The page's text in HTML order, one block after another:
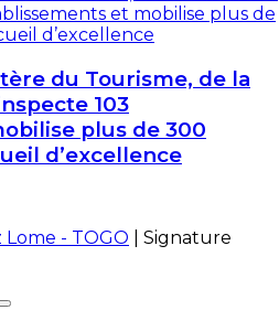
du Tourisme, de la
103
plus de 300
d’excellence
Lome - TOGO | Signature